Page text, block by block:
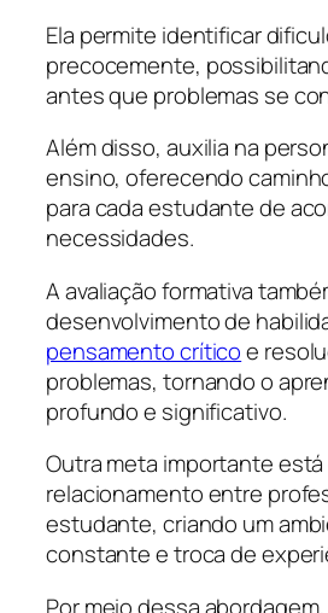
Ela permite identificar
precocemente,
antes que problemas se
Além disso, auxilia na
ensino, oferecendo
para cada estudante de
necessidades.
A avaliação formativa
desenvolvimento de
pensamento críticoe
problemas, tornando o
profundo e significativo.
Outra meta importante
relacionamento entre
estudante, criando um
constante e troca de
Por meio dessa